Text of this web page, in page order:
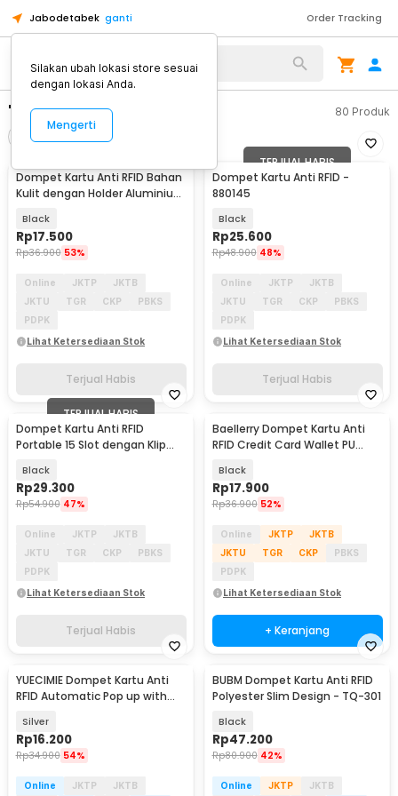
Jabodetabek ganti Order Tracking
"dompet rfid" 80 Produk
Urutkan
Dompet Kartu Anti RFID Bahan
Kulit dengan Holder Aluminium
Black
Rp17.500
Rp36.900 53%
Online JKTP
JKTB
JKTU
TGR CKP
PBKS
PDPK
Lihat Ketersediaan Stok
Terjual Habis
TERJUAL HABIS
Dompet Kartu Anti RFID -
880145
Black
Rp25.600
Rp48.900 48%
Online JKTP
JKTB
JKTU
TGR CKP
PBKS
PDPK
Lihat Ketersediaan Stok
Terjual Habis
TERJUAL HABIS
Dompet Kartu Anti RFID
Portable 15 Slot dengan Klip
Black
Rp29.300
Rp54.900 47%
Online JKTP
JKTB
JKTU
TGR CKP
PBKS
PDPK
Lihat Ketersediaan Stok
Terjual Habis
Baellerry Dompet Kartu Anti
RFID Credit Card Wallet PU
Black
Rp17.900
Rp36.900 52%
Online JKTP
JKTB
JKTU
TGR CKP
PBKS
PDPK
Lihat Ketersediaan Stok
+ Keranjang
YUECIMIE Dompet Kartu Anti
RFID Automatic Pop up with
Silver
Rp16.200
Rp34.900 54%
Online JKTP
JKTB
BUBM Dompet Kartu Anti RFID
Polyester Slim Design - TQ-301
Black
Rp47.200
Rp80.900 42%
Online JKTP
JKTB
Silakan ubah lokasi store sesuai
dengan lokasi Anda.
Mengerti